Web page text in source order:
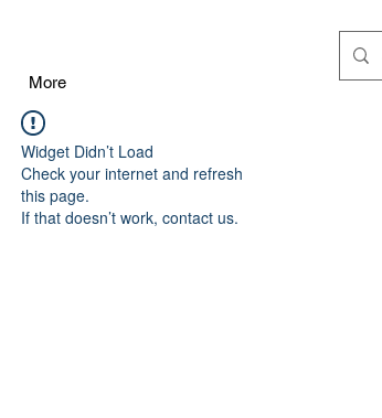
More
Widget Didn’t Load
Check your internet and refresh
this page.
If that doesn’t work, contact us.